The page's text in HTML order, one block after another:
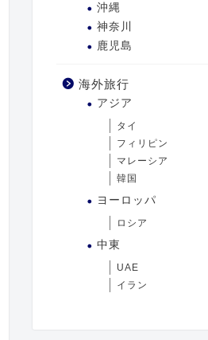
沖縄
神奈川
鹿児島
海外旅行
アジア
タイ
フィリピン
マレーシア
韓国
ヨーロッパ
ロシア
中東
UAE
イラン